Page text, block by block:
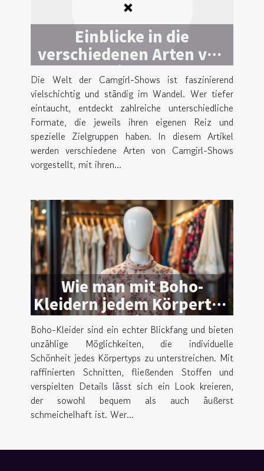
Einblicke in die
verschiedenen Arten von
Camgirl-Shows
Die Welt der Camgirl-Shows ist faszinierend
vielschichtig und ständig im Wandel. Wer tiefer
eintaucht, entdeckt zahlreiche unterschiedliche
Formate, die jeweils ihren eigenen Reiz und
spezielle Zielgruppen haben. In diesem Artikel
werden verschiedene Arten von Camgirl-Shows
vorgestellt, mit ihren...
Wie man mit Boho-
Kleidern jedem Körpertyp
schmeichelt
Boho-Kleider sind ein echter Blickfang und bieten
unzählige Möglichkeiten, die individuelle
Schönheit jedes Körpertyps zu unterstreichen. Mit
raffinierten Schnitten, fließenden Stoffen und
verspielten Details lässt sich ein Look kreieren,
der sowohl bequem als auch äußerst
schmeichelhaft ist. Wer...